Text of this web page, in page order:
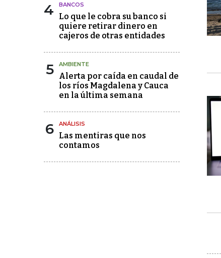
4 BANCOS
Lo que le cobra su banco si
quiere retirar dinero en
cajeros de otras entidades
5 AMBIENTE
Alerta por caída en caudal de
los ríos Magdalena y Cauca
en la última semana
6 ANÁLISIS
Las mentiras que nos
contamos